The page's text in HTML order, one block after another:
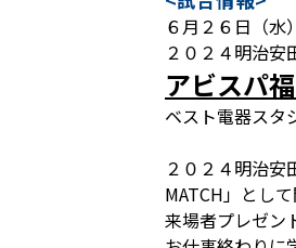
６月２６日（水
２０２４明治安
アビスパ
ベスト電器スタ
２０２４明治
MATCH」とし
来場者プレゼン